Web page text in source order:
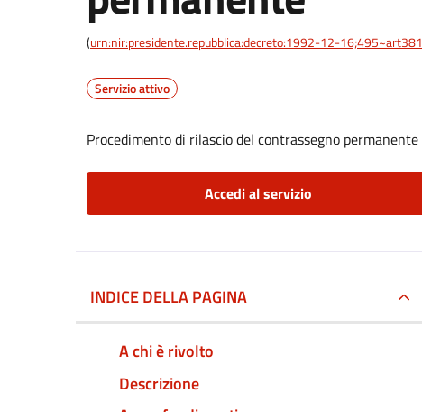
(urn:nir:presidente.repubblica:decreto:1992-12-16;495~art381
Servizio attivo
Procedimento di rilascio del contrassegno permanente
Accedi al servizio
INDICE DELLA PAGINA
A chi è rivolto
Descrizione